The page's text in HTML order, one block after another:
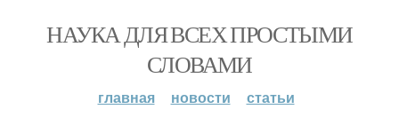
НАУКА ДЛЯ ВСЕХ ПРОСТЫМИ
СЛОВАМИ
главная новости статьи